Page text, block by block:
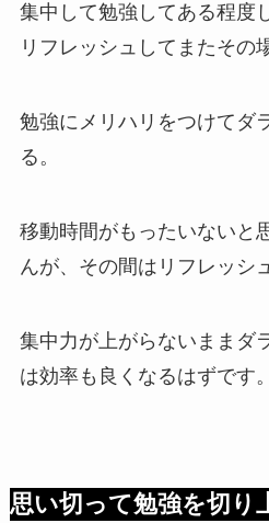
集中して勉強してある程度
リフレッシュしてまたその
勉強にメリハリをつけてダ
る。
移動時間がもったいないと
んが、その間はリフレッシ
集中力が上がらないままダ
は効率も良くなるはずです。
思い切って勉強を切り